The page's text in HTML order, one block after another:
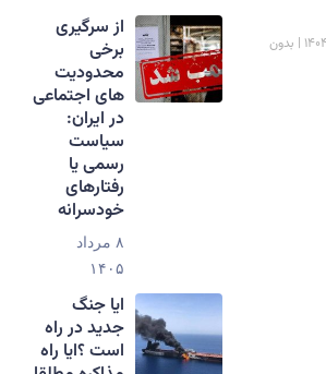
بدون
از سرگیری
برخی
محدودیت
های اجتماعی
در ایران:
سیاست
رسمی یا
رفتارهای
خودسرانه
۸ مرداد
۱۴۰۵
ایا جنگ
جدید در راه
است ؟ایا راه